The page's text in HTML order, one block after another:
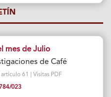
mes de Julio
de Café
61 | Visitas PDF
023